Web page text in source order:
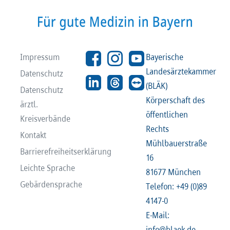
Recht
meineBLÄK
Recht
meineBLÄK
Impressum
Datenschutz
Datenschutz
ärztl.
Kreisverbände
Kontakt
Barrierefreiheitserklärung
Leichte Sprache
Gebärdensprache
Bayerische
Landesärztekammer
(BLÄK)
Körperschaft des
öffentlichen
Rechts
Mühlbauerstraße
16
81677 München
Telefon: +49 (0)89
4147-0
E-Mail: